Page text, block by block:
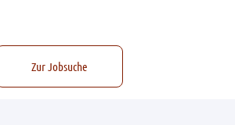
Zur Jobsuche